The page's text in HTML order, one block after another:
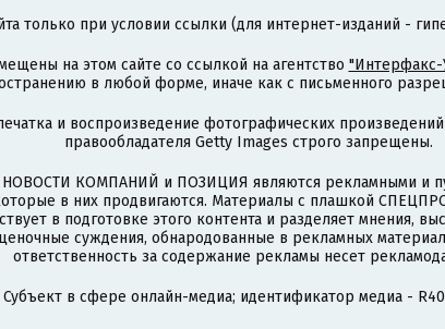
только при условии ссылки (для интернет-изданий -
на этом сайте со ссылкой на агентство "Интерфакс-
в любой форме, иначе как с письменного
и воспроизведение фотографических
правообладателя Getty Images строго запрещены.
НОВОСТИ КОМПАНИЙ и ПОЗИЦИЯ являются рекламными и
в них продвигаются. Материалы с плашкой
в подготовке этого контента и разделяет мнения,
суждения, обнародованные в рекламных
ответственность за содержание рекламы несет
Субъект в сфере онлайн-медиа; идентификатор медиа -